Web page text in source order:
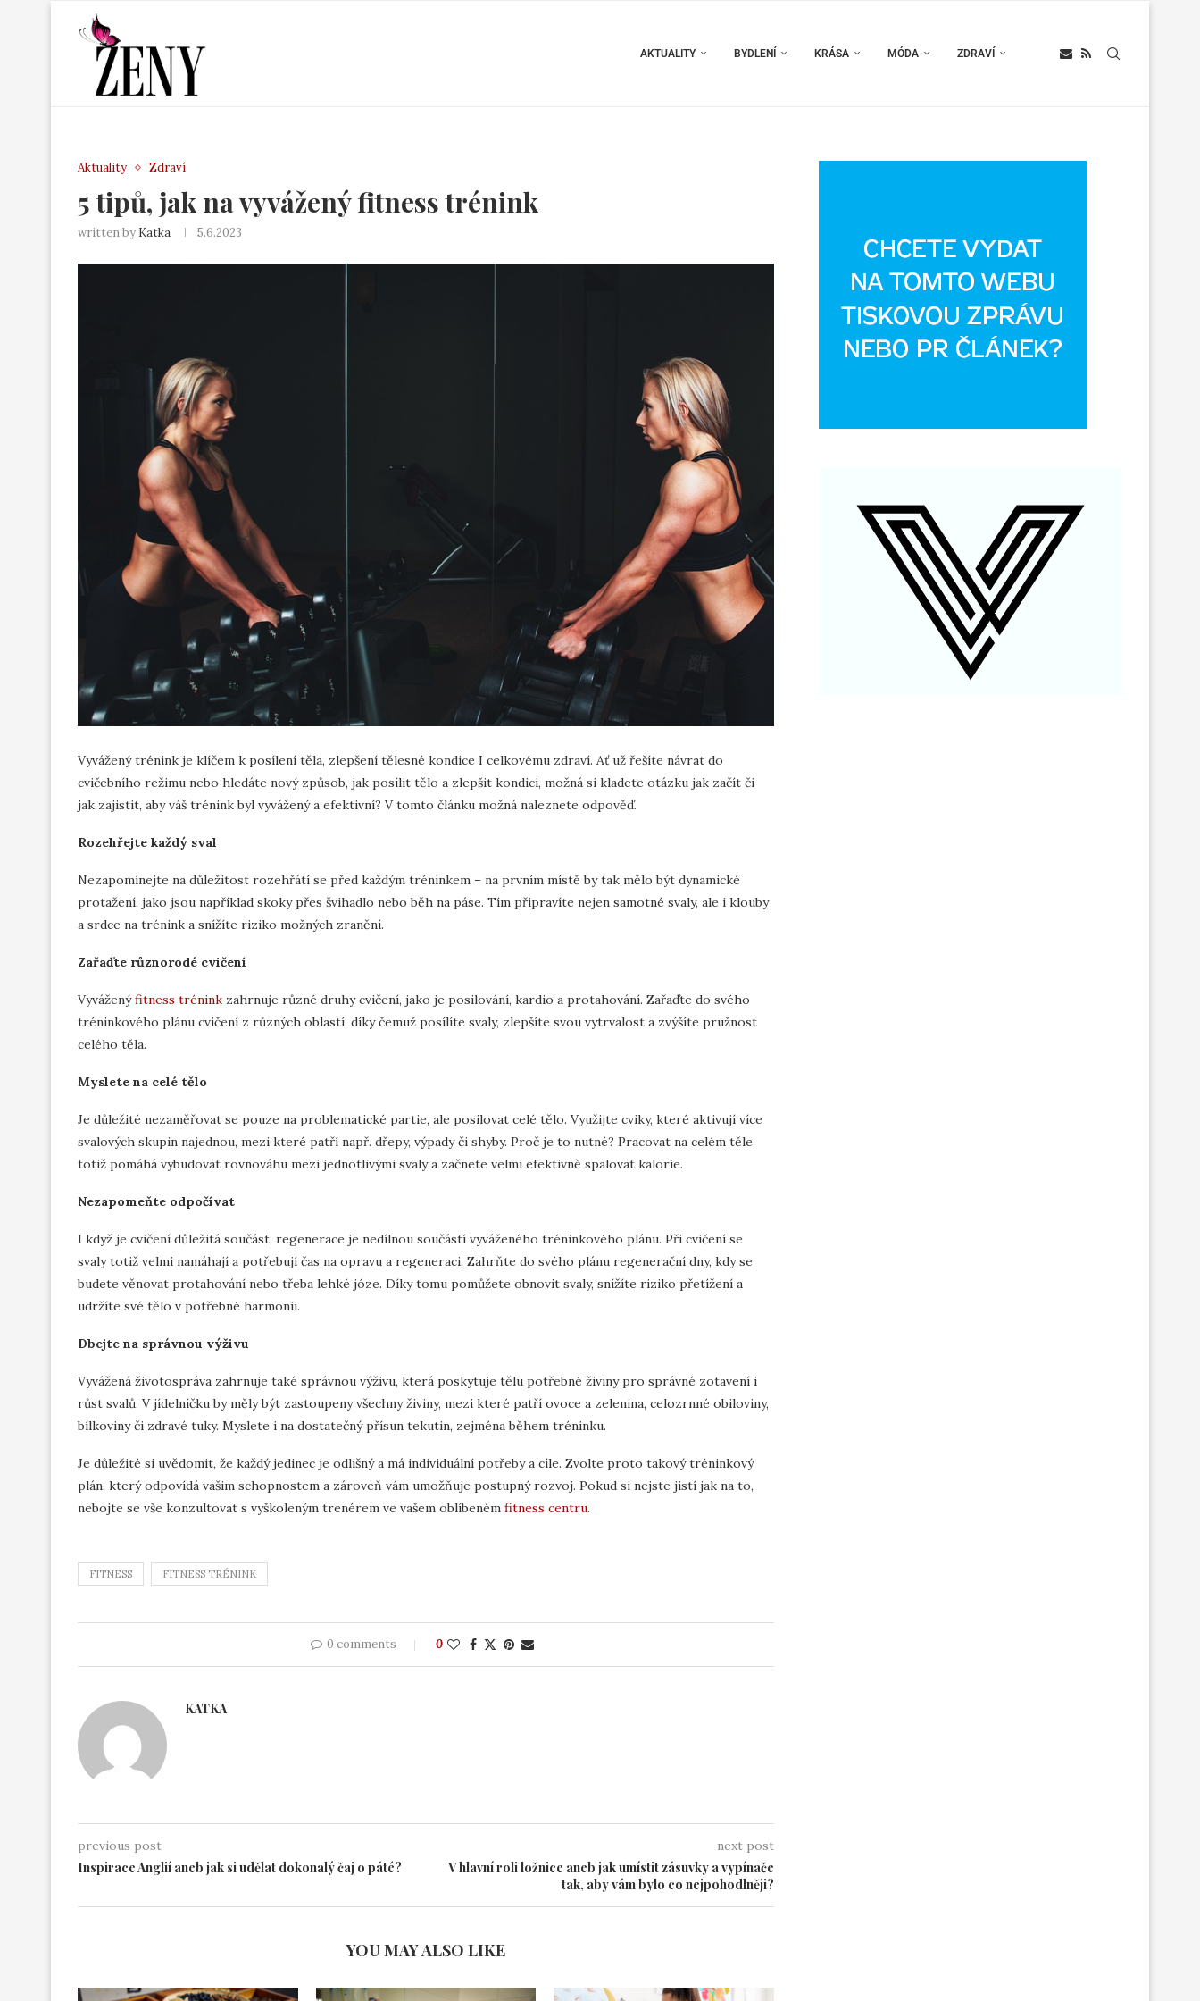
AKTUALITY BYDLENÍ KRÁSA MÓDA ZDRAVÍ
Aktuality Zdraví
5 tipů, jak na vyvážený fitness trénink
written by Katka 5.6.2023
Vyvážený trénink je klíčem k posílení těla, zlepšení tělesné kondice I celkovému zdraví. Ať už řešíte návrat do
cvičebního režimu nebo hledáte nový způsob, jak posílit tělo a zlepšit kondici, možná si kladete otázku jak začít či
jak zajistit, aby váš trénink byl vyvážený a efektivní? V tomto článku možná naleznete odpověď.
Rozehřejte každý sval
Nezapomínejte na důležitost rozehřátí se před každým tréninkem – na prvním místě by tak mělo být dynamické
protažení, jako jsou například skoky přes švihadlo nebo běh na páse. Tím připravíte nejen samotné svaly, ale i klouby
a srdce na trénink a snížíte riziko možných zranění.
Zařaďte různorodé cvičení
Vyváženýfitness trénink zahrnuje různé druhy cvičení, jako je posilování, kardio a protahování. Zařaďte do svého
tréninkového plánu cvičení z různých oblastí, díky čemuž posílíte svaly, zlepšíte svou vytrvalost a zvýšíte pružnost
celého těla.
Myslete na celé tělo
Je důležité nezaměřovat se pouze na problematické partie, ale posilovat celé tělo. Využijte cviky, které aktivují více
svalových skupin najednou, mezi které patří např. dřepy, výpady či shyby. Proč je to nutné? Pracovat na celém těle
totiž pomáhá vybudovat rovnováhu mezi jednotlivými svaly a začnete velmi efektivně spalovat kalorie.
Nezapomeňte odpočívat
I když je cvičení důležitá součást, regenerace je nedílnou součástí vyváženého tréninkového plánu. Při cvičení se
svaly totiž velmi namáhají a potřebují čas na opravu a regeneraci. Zahrňte do svého plánu regenerační dny, kdy se
budete věnovat protahování nebo třeba lehké józe. Díky tomu pomůžete obnovit svaly, snížíte riziko přetížení a
udržíte své tělo v potřebné harmonii.
Dbejte na správnou výživu
Vyvážená životospráva zahrnuje také správnou výživu, která poskytuje tělu potřebné živiny pro správné zotavení i
růst svalů. V jídelníčku by měly být zastoupeny všechny živiny, mezi které patří ovoce a zelenina, celozrnné obiloviny,
bílkoviny či zdravé tuky. Myslete i na dostatečný přísun tekutin, zejména během tréninku.
Je důležité si uvědomit, že každý jedinec je odlišný a má individuální potřeby a cíle. Zvolte proto takový tréninkový
plán, který odpovídá vašim schopnostem a zároveň vám umožňuje postupný rozvoj. Pokud si nejste jistí jak na to,
nebojte se vše konzultovat s vyškoleným trenérem ve vašem oblíbeném fitness centru.
FITNESS FITNESS TRÉNINK
0 comments 0
KATKA
previous post
Inspirace Anglií aneb jak si udělat dokonalý čaj o páté?
next post
V hlavní roli ložnice aneb jak umístit zásuvky a vypínače
tak, aby vám bylo co nejpohodlněji?
YOU MAY ALSO LIKE